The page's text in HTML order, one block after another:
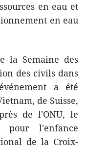
en eau et
en eau
la Semaine des
des civils dans
a été
de Suisse,
de l'ONU, le
pour l'enfance
de la Croix-